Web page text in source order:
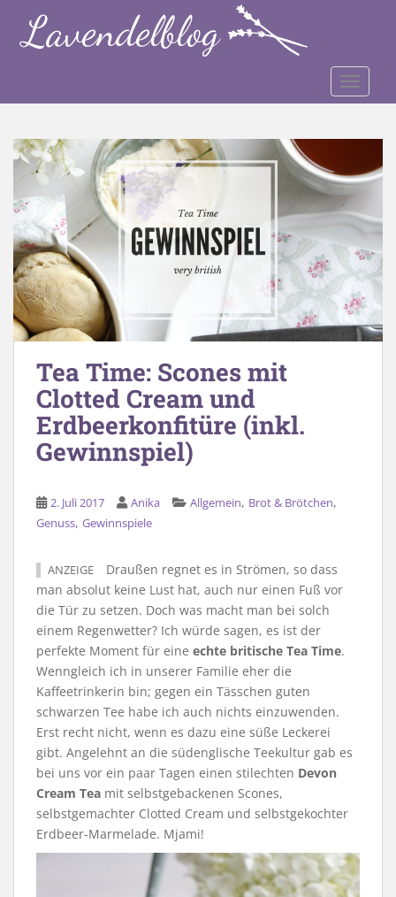
Tea Time: Scones mit
Clotted Cream und
Erdbeerkonfitüre (inkl.
Gewinnspiel)
2. Juli 2017 Anika Allgemein, Brot & Brötchen,
Genuss, Gewinnspiele
ANZEIGE
Draußen regnet es in Strömen, so dass
man absolut keine Lust hat, auch nur einen Fuß vor
die Tür zu setzen. Doch was macht man bei solch
einem Regenwetter? Ich würde sagen, es ist der
perfekte Moment für eine echte britische Tea Time.
Wenngleich ich in unserer Familie eher die
Kaffeetrinkerin bin; gegen ein Tässchen guten
schwarzen Tee habe ich auch nichts einzuwenden.
Erst recht nicht, wenn es dazu eine süße Leckerei
gibt. Angelehnt an die südenglische Teekultur gab es
bei uns vor ein paar Tagen einen stilechten Devon
Cream Tea mit selbstgebackenen Scones,
selbstgemachter Clotted Cream und selbstgekochter
Erdbeer-Marmelade. Mjami!